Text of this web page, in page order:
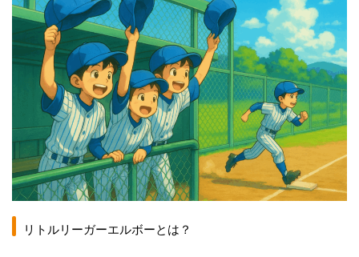
リトルリーガーエルボーとは？